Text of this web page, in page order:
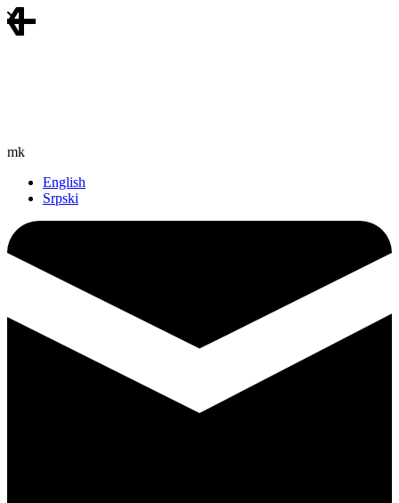
mk
English
Srpski